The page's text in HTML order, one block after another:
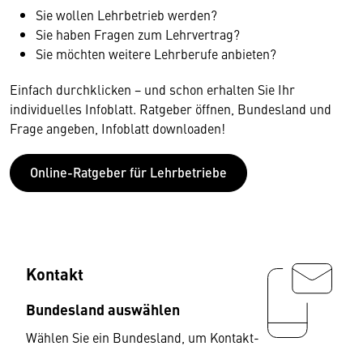
Sie wollen Lehrbetrieb werden?
Sie haben Fragen zum Lehrvertrag?
Sie möchten weitere Lehrberufe anbieten?
Einfach durchklicken − und schon erhalten Sie Ihr
individuelles Infoblatt. Ratgeber öffnen, Bundesland und
Frage angeben, Infoblatt downloaden!
Online-Ratgeber für Lehrbetriebe
Kontakt
Bundesland auswählen
Wählen Sie ein Bundesland, um Kontakt-